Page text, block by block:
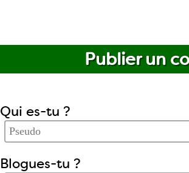
Publier un
Qui es-tu ?
Blogues-tu ?